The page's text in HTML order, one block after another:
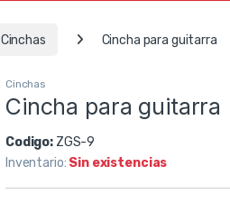
Cinchas Cincha para guitarra
Cinchas
Cincha para guitarra
Codigo: ZGS-9
Inventario: Sin existencias